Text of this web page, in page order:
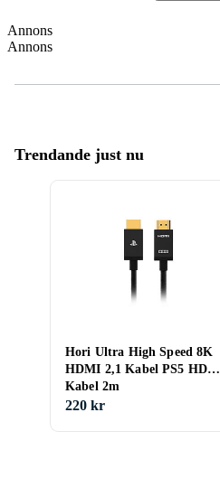
Annons
Annons
Trendande just nu
Hori Ultra High Speed 8K
HDMI 2,1 Kabel PS5 HDMI
Kabel 2m
220 kr